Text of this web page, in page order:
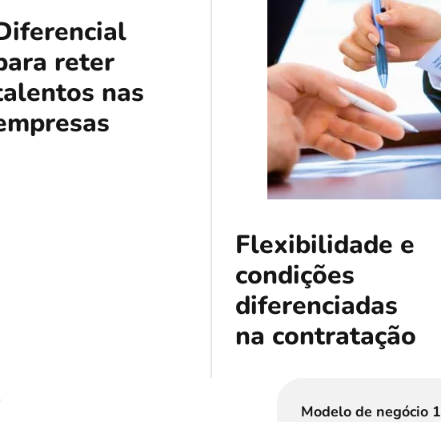
reter
nas
Flexibilidade e
condições
diferenciadas
na contratação
Modelo de negócio 1